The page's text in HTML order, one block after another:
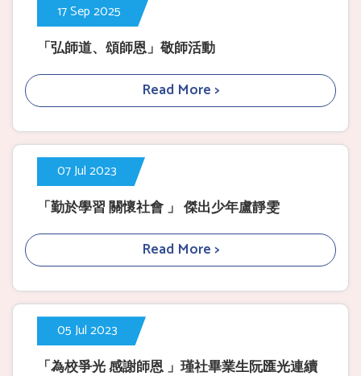
17 Sep 2025
「弘師道、頌師恩」敬師活動
Read More >
07 Jul 2023
「勤於學習 關懷社會 」 傑出少年盧靜雯
Read More >
05 Jul 2023
「為校爭光 感謝師恩 」瑾社畢業生阮匯光連續